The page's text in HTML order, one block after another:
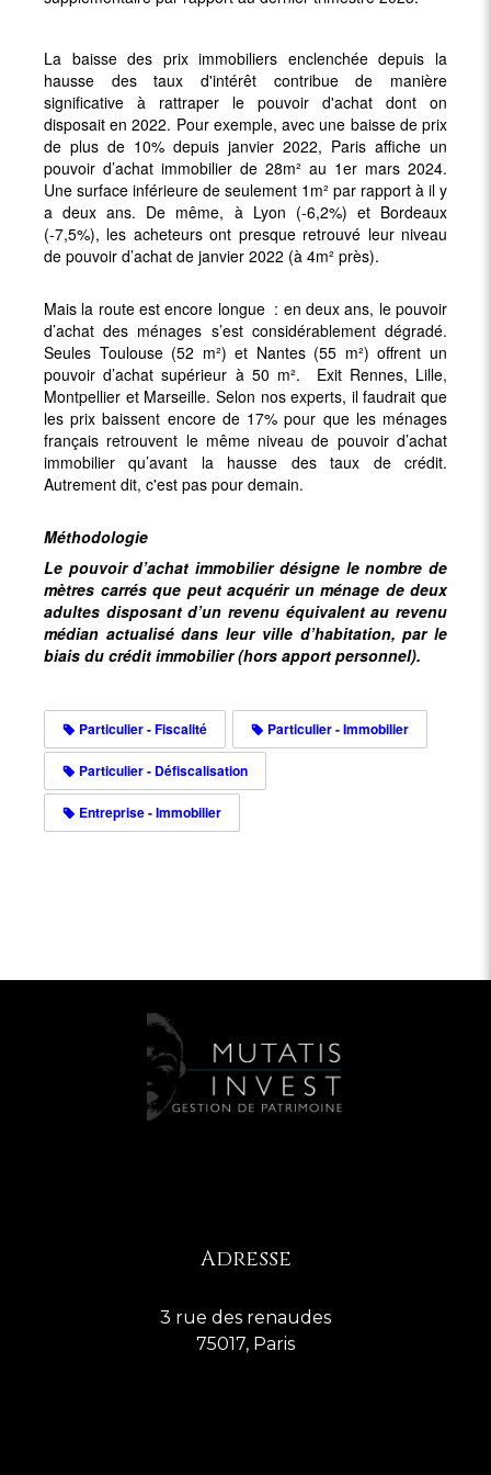
La baisse des prix immobiliers enclenchée depuis la
hausse des taux d'intérêt contribue de manière
significative à rattraper le pouvoir d'achat dont on
disposait en 2022. Pour exemple, avec une baisse de prix
de plus de 10% depuis janvier 2022, Paris affiche un
pouvoir d’achat immobilier de 28m² au 1er mars 2024.
Une surface inférieure de seulement 1m² par rapport à il y
a deux ans. De même, à Lyon (-6,2%) et Bordeaux
(-7,5%), les acheteurs ont presque retrouvé leur niveau
de pouvoir d’achat de janvier 2022 (à 4m² près).
Mais la route est encore longue : en deux ans, le pouvoir
d’achat des ménages s’est considérablement dégradé.
Seules Toulouse (52 m²) et Nantes (55 m²) offrent un
pouvoir d’achat supérieur à 50 m². Exit Rennes, Lille,
Montpellier et Marseille. Selon nos experts, il faudrait que
les prix baissent encore de 17% pour que les ménages
français retrouvent le même niveau de pouvoir d’achat
immobilier qu’avant la hausse des taux de crédit.
Autrement dit, c'est pas pour demain.
Méthodologie
Le pouvoir d’achat immobilier désigne le nombre de
mètres carrés que peut acquérir un ménage de deux
adultes disposant d’un revenu équivalent au revenu
médian actualisé dans leur ville d’habitation, par le
biais du crédit immobilier (hors apport personnel).
Particulier - Fiscalité Particulier - Immobilier
Particulier - Défiscalisation
Entreprise - Immobilier
Adresse
3 rue des renaudes
75017, Paris